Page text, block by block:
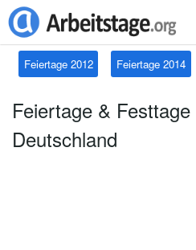
Feiertage 2012 Feiertage 2014
Feiertage &
Deutschland